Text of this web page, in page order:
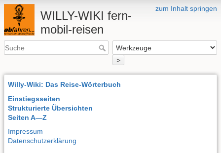
zum Inhalt springen
WILLY-WIKI fern-
mobil-reisen
>
Willy-Wiki: Das Reise-Wörterbuch
Einstiegsseiten
Strukturierte Übersichten
Seiten A—Z
Impressum
Datenschutzerklärung